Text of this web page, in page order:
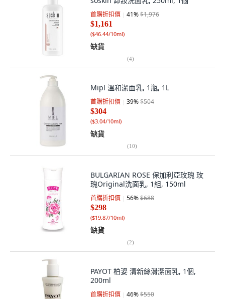
首購折扣價 41%$1,976
$1,161
($46.44/10ml)
缺貨
(4)
Mipl 溫和潔面乳, 1瓶, 1L
首購折扣價 39%$504
$304
($3.04/10ml)
缺貨
(10)
BULGARIAN ROSE 保加利亞玫瑰 玫
瑰Original洗面乳, 1組, 150ml
首購折扣價 56%$688
$298
($19.87/10ml)
缺貨
(2)
PAYOT 柏姿 清新絲滑潔面乳, 1個,
200ml
首購折扣價 46%$550